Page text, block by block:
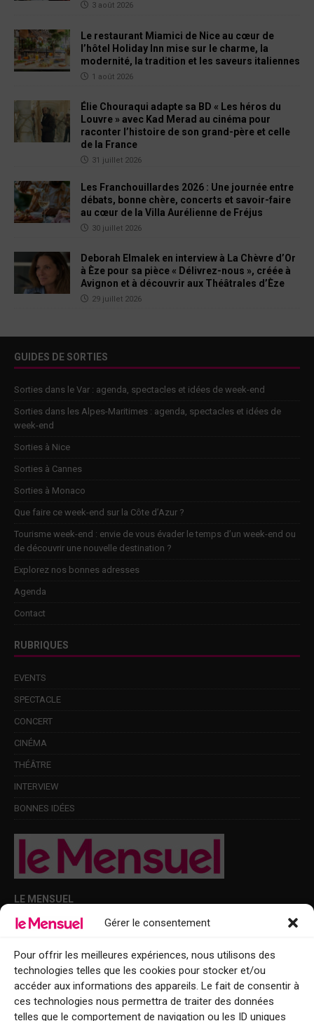
Gérer le consentement
Pour offrir les meilleures expériences, nous utilisons des
technologies telles que les cookies pour stocker et/ou
accéder aux informations des appareils. Le fait de consentir à
ces technologies nous permettra de traiter des données
telles que le comportement de navigation ou les ID uniques
3 août 2026
Le restaurant Miamici de Nice au cœur de
l’hôtel Holiday Inn mise sur le charme, la
modernité, la tradition et les saveurs italiennes
1 août 2026
Élie Chouraqui adapte sa BD « Les héros du
Louvre » avec Kad Merad au cinéma pour
raconter l’histoire de son grand-père et celle
de la France
31 juillet 2026
Les Franchouillardes 2026 : Une journée entre
débats, bonne chère, concerts et savoir-faire
au cœur de la Villa Aurélienne de Fréjus
30 juillet 2026
Deborah Elmalek en interview à La Chèvre d’Or
à Èze pour sa pièce « Délivrez-nous », créée à
Avignon et à découvrir aux Théâtrales d’Èze
29 juillet 2026
GUIDES DE SORTIES
Sorties dans le Var : agenda, spectacles et idées de week-end
Sorties dans les Alpes-Maritimes : agenda, spectacles et idées de
week-end
Sorties à Nice
Sorties à Cannes
Sorties à Monaco
Que faire ce week-end sur la Côte d’Azur ?
Tourisme week-end : envie de vous évader le temps d’un week-end ou
de découvrir une nouvelle destination ?
Explorez nos bonnes adresses
Agenda
Contact
RUBRIQUES
EVENTS
SPECTACLE
CONCERT
CINÉMA
THÉÂTRE
INTERVIEW
BONNES IDÉES
LE MENSUEL
Points de diffusion Var et Alpes-Maritimes : oû trouver Le Mensuel ?
Le Mensuel en PDF : consultez le magazine en ligne
Qui sommes-nous ?
BFM Top Sorties